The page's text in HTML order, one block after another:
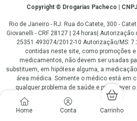
Home Conta Carrinho
CopyrightCopyright © Drogarias Pacheco |
Rio de Janeiro - RJ: Rua do Catete, 300 -
Giovanelli - CRF 28127 | 24 horas|
25351.493074/2012-10 Autorização/MS:
contidas neste site, como promoções
medicamentos, não devem ser usadas
substituem, em hipótese alguma, a
área médica. Somente o médico está em
qualquer problema de saúde e prescrever
preços e as promoções são válidos apenas
fotos contidas em nosso site são
disponibilidade sujeitos a alterações no